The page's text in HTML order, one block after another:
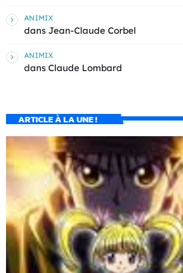
ANIMIX
dans Jean-Claude Corbel
ANIMIX
dans Claude Lombard
ARTICLE À LA UNE !